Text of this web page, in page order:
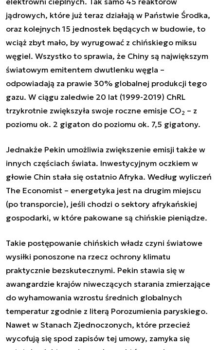
jądrowych, które już teraz działają w Państwie Środka,
oraz kolejnych 15 jednostek będących w budowie, to
wciąż zbyt mało, by wyrugować z chińskiego miksu
węgiel. Wszystko to sprawia, że Chiny są największym
światowym emitentem dwutlenku węgla –
odpowiadają za prawie 30% globalnej produkcji tego
gazu. W ciągu zaledwie 20 lat (1999-2019) ChRL
trzykrotnie zwiększyła swoje roczne emisje CO2 – z
poziomu ok. 2 gigaton do poziomu ok. 7,5 gigatony.
Jednakże Pekin umożliwia zwiększenie emisji także w
innych częściach świata. Inwestycyjnym oczkiem w
głowie Chin stała się ostatnio Afryka. Według wyliczeń
The Economist – energetyka jest na drugim miejscu
(po transporcie), jeśli chodzi o sektory afrykańskiej
gospodarki, w które pakowane są chińskie pieniądze.
Takie postępowanie chińskich władz czyni światowe
wysiłki ponoszone na rzecz ochrony klimatu
praktycznie bezskutecznymi. Pekin stawia się w
awangardzie krajów niweczących starania zmierzające
do wyhamowania wzrostu średnich globalnych
temperatur zgodnie z literą Porozumienia paryskiego.
Nawet w Stanach Zjednoczonych, które przecież
wycofują się spod zapisów tej umowy, zamyka się